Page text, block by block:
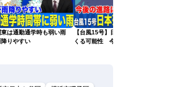
東は通勤通学時も弱い雨
降りやすい
【台風15号】日本の東の海上に近づいて
くる可能性 今後の進路に注意（6日3時